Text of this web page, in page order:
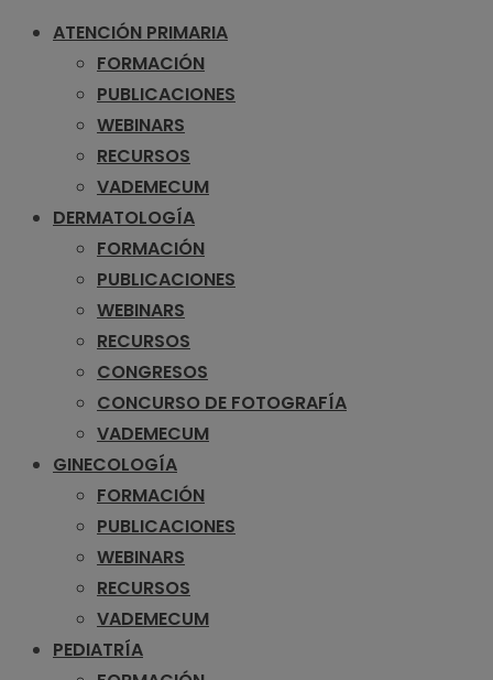
ATENCIÓN PRIMARIA
FORMACIÓN
PUBLICACIONES
WEBINARS
RECURSOS
VADEMECUM
DERMATOLOGÍA
FORMACIÓN
PUBLICACIONES
WEBINARS
RECURSOS
CONGRESOS
CONCURSO DE FOTOGRAFÍA
VADEMECUM
GINECOLOGÍA
FORMACIÓN
PUBLICACIONES
WEBINARS
RECURSOS
VADEMECUM
PEDIATRÍA